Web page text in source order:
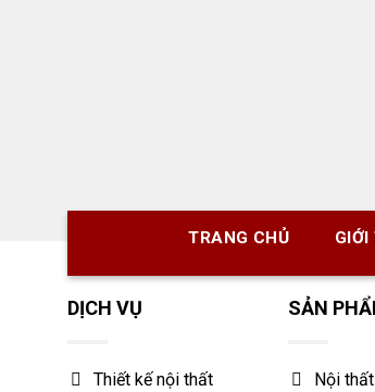
TRANG CHỦ GIỚI
DỊCH VỤ
Thiết kế nội thất
SẢN
Nội